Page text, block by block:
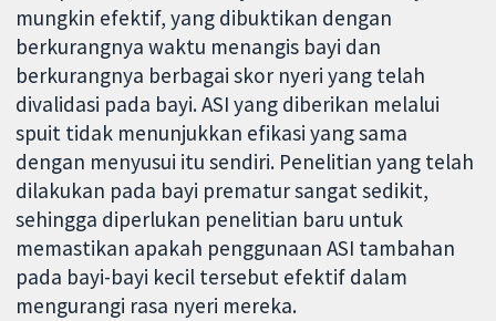
mungkin efektif, yang dibuktikan dengan
berkurangnya waktu menangis bayi dan
berkurangnya berbagai skor nyeri yang telah
divalidasi pada bayi. ASI yang diberikan melalui
spuit tidak menunjukkan efikasi yang sama
dengan menyusui itu sendiri. Penelitian yang telah
dilakukan pada bayi prematur sangat sedikit,
sehingga diperlukan penelitian baru untuk
memastikan apakah penggunaan ASI tambahan
pada bayi-bayi kecil tersebut efektif dalam
mengurangi rasa nyeri mereka.